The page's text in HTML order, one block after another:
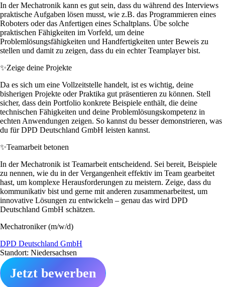
In der Mechatronik kann es gut sein, dass du während des Interviews
praktische Aufgaben lösen musst, wie z.B. das Programmieren eines
Roboters oder das Anfertigen eines Schaltplans. Übe solche
praktischen Fähigkeiten im Vorfeld, um deine
Problemlösungsfähigkeiten und Handfertigkeiten unter Beweis zu
stellen und damit zu zeigen, dass du ein echter Teamplayer bist.
✨Zeige deine Projekte
Da es sich um eine Vollzeitstelle handelt, ist es wichtig, deine
bisherigen Projekte oder Praktika gut präsentieren zu können. Stell
sicher, dass dein Portfolio konkrete Beispiele enthält, die deine
technischen Fähigkeiten und deine Problemlösungskompetenz in
echten Anwendungen zeigen. So kannst du besser demonstrieren, was
du für DPD Deutschland GmbH leisten kannst.
✨Teamarbeit betonen
In der Mechatronik ist Teamarbeit entscheidend. Sei bereit, Beispiele
zu nennen, wie du in der Vergangenheit effektiv im Team gearbeitet
hast, um komplexe Herausforderungen zu meistern. Zeige, dass du
kommunikativ bist und gerne mit anderen zusammenarbeitest, um
innovative Lösungen zu entwickeln – genau das wird DPD
Deutschland GmbH schätzen.
Mechatroniker (m/w/d)
DPD Deutschland GmbH
Standort: Niedersachsen
Jetzt bewerben